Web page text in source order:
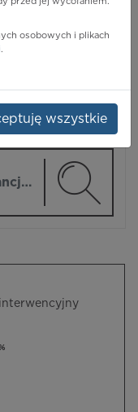
osobowych i plikach
.
wszystkie